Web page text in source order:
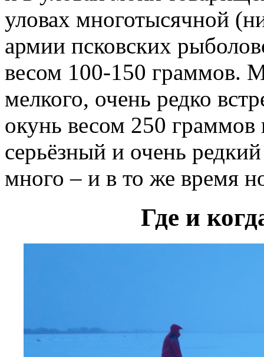
уловах многотысячной
армии псковских
весом 100-150 граммов.
мелкого, очень редко
окунь весом 250 граммов
серьёзный и очень
много – и в то же время
Где и